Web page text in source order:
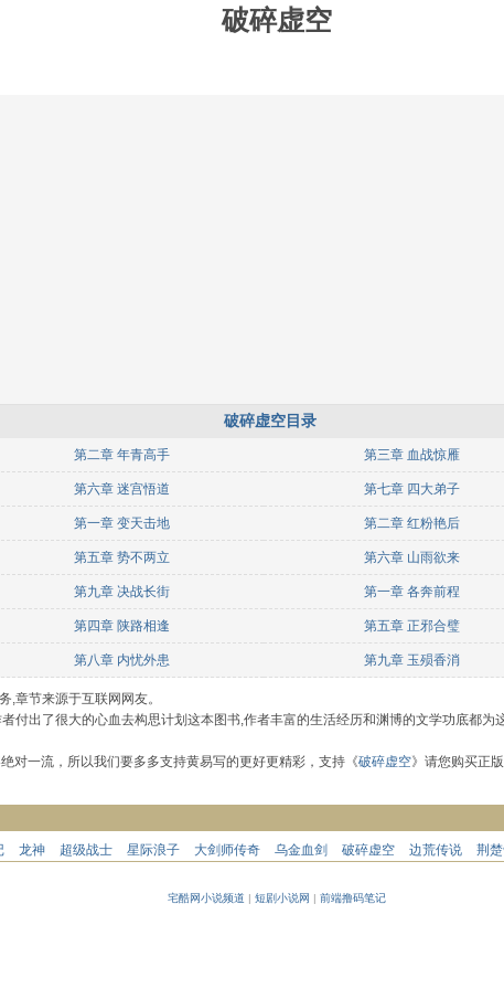
破碎虚空
破碎虚空目录
第二章 年青高手 第三章 血战惊雁
第六章 迷宫悟道 第七章 四大弟子
第一章 变天击地 第二章 红粉艳后
第五章 势不两立 第六章 山雨欲来
第九章 决战长街 第一章 各奔前程
第四章 陕路相逢 第五章 正邪合璧
第八章 内忧外患 第九章 玉殒香消
,章节来源于互联网网友。
付出了很大的心血去构思计划这本图书,作者丰富的生活经历和渊博的文学功底都
对一流，所以我们要多多支持黄易写的更好更精彩，支持《破碎虚空》请您购买正
龙神 超级战士 星际浪子 大剑师传奇 乌金血剑 破碎虚空 边荒传说 荆
宅酷网小说频道 | 短剧小说网 | 前端撸码笔记